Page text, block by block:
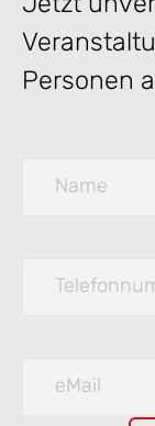
Personen
Name
eMail